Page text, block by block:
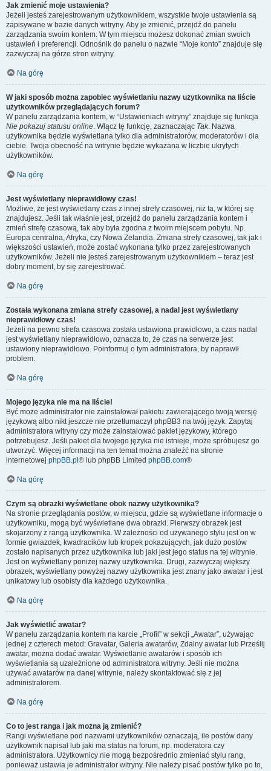
Jak zmienić moje ustawienia?
Jeżeli jesteś zarejestrowanym użytkownikiem, wszystkie twoje ustawienia są
zapisywane w bazie danych witryny. Aby je zmienić, przejdź do panelu
zarządzania swoim kontem. W tym miejscu możesz dokonać zmian swoich
ustawień i preferencji. Odnośnik do panelu o nazwie “Moje konto” znajduje się
zazwyczaj na górze stron witryny.
Na górę
W jaki sposób można zapobiec wyświetlaniu nazwy użytkownika na liście
użytkowników przeglądających forum?
W panelu zarządzania kontem, w “Ustawieniach witryny” znajduje się funkcja
Nie pokazuj statusu online. Włącz tę funkcję, zaznaczając Tak. Nazwa
użytkownika będzie wyświetlana tylko dla administratorów, moderatorów i dla
ciebie. Twoja obecność na witrynie będzie wykazana w liczbie ukrytych
użytkowników.
Na górę
Jest wyświetlany nieprawidłowy czas!
Możliwe, że jest wyświetlany czas z innej strefy czasowej, niż ta, w której się
znajdujesz. Jeśli tak właśnie jest, przejdź do panelu zarządzania kontem i
zmień strefę czasową, tak aby była zgodna z twoim miejscem pobytu. Np.
Europa centralna, Afryka, czy Nowa Zelandia. Zmiana strefy czasowej, tak jak i
większości ustawień, może zostać wykonana tylko przez zarejestrowanych
użytkowników. Jeżeli nie jesteś zarejestrowanym użytkownikiem – teraz jest
dobry moment, by się zarejestrować.
Na górę
Została wykonana zmiana strefy czasowej, a nadal jest wyświetlany
nieprawidłowy czas!
Jeżeli na pewno strefa czasowa została ustawiona prawidłowo, a czas nadal
jest wyświetlany nieprawidłowo, oznacza to, że czas na serwerze jest
ustawiony nieprawidłowo. Poinformuj o tym administratora, by naprawił
problem.
Na górę
Mojego języka nie ma na liście!
Być może administrator nie zainstalował pakietu zawierającego twoją wersję
językową albo nikt jeszcze nie przetłumaczył phpBB3 na twój język. Zapytaj
administratora witryny czy może zainstalować pakiet językowy, którego
potrzebujesz. Jeśli pakiet dla twojego języka nie istnieje, może spróbujesz go
utworzyć. Więcej informacji na ten temat można znaleźć na stronie
internetowej phpBB.pl ® lub phpBB Limited phpBB.com®
Na górę
Czym są obrazki wyświetlane obok nazwy użytkownika?
Na stronie przeglądania postów, w miejscu, gdzie są wyświetlane informacje o
użytkowniku, mogą być wyświetlane dwa obrazki. Pierwszy obrazek jest
skojarzony z rangą użytkownika. W zależności od używanego stylu jest on w
formie gwiazdek, kwadracików lub kropek pokazujących, jak dużo postów
zostało napisanych przez użytkownika lub jaki jest jego status na tej witrynie.
Jest on wyświetlany poniżej nazwy użytkownika. Drugi, zazwyczaj większy
obrazek, wyświetlany powyżej nazwy użytkownika jest znany jako awatar i jest
unikatowy lub osobisty dla każdego użytkownika.
Na górę
Jak wyświetlić awatar?
W panelu zarządzania kontem na karcie „Profil” w sekcji „Awatar”, używając
jednej z czterech metod: Gravatar, Galeria awatarów, Zdalny awatar lub Prześlij
awatar, można dodać awatar. Wyświetlanie awatarów i sposób ich
wyświetlania są uzależnione od administratora witryny. Jeśli nie można
używać awatarów na danej witrynie, należy skontaktować się z jej
administratorem.
Na górę
Co to jest ranga i jak można ją zmienić?
Rangi wyświetlane pod nazwami użytkowników oznaczają, ile postów dany
użytkownik napisał lub jaki ma status na forum, np. moderatora czy
administratora. Użytkownicy nie mogą bezpośrednio zmieniać stylu rang,
ponieważ ustawia je administrator witryny. Nie należy pisać postów tylko po to,